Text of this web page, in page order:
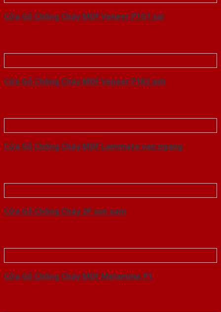
Cửa Gỗ Chống Cháy MDF Veneer P1G1 soi
Cửa Gỗ Chống Cháy MDF Veneer P1R2 ash
Cửa Gỗ Chống Cháy MDF Laminate van ngang
Cửa Gỗ Chống Cháy 2P son xam
Cửa Gỗ Chống Cháy MDF Melamine P1